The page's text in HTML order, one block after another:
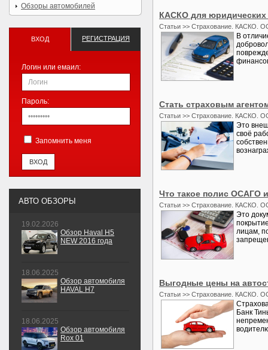
КАСКО для
Статьи >> Страхование. КАСКО.
В
Стать страховым
Статьи >> Страхование. КАСКО.
Это
своё
Что такое полис ОСАГО и
Статьи >> Страхование. КАСКО.
Это
лицам,
Выгодные цены на
Статьи >> Страхование. КАСКО.
Банк
Обзоры автомобилей
ВХОД РЕГИСТРАЦИЯ
Логин или емаил:
Пароль:
Запомнить меня
АВТО ОБЗОРЫ
19.02.2026
Обзор Haval H5
NEW 2016 года
18.06.2025
Обзор автомобиля
HAVAL H7
18.06.2025
Обзор автомобиля
Rox 01